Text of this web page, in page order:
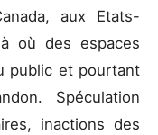
aux Etats-
où des espaces
public et pourtant
Spéculation
inactions des